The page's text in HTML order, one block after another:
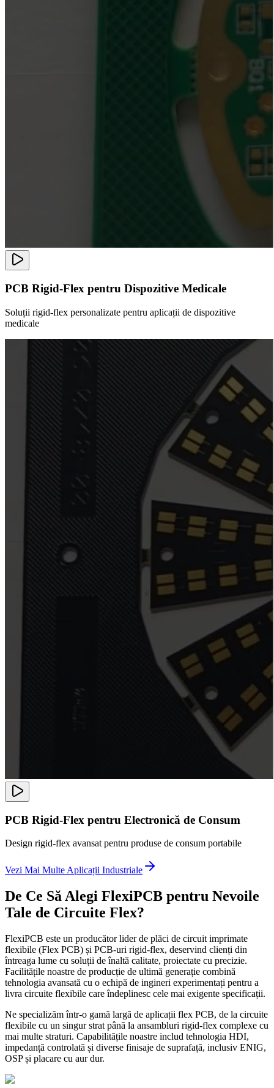
PCB Rigid-Flex pentru Dispozitive Medicale
Soluții rigid-flex personalizate pentru aplicații de dispozitive
medicale
PCB Rigid-Flex pentru Electronică de Consum
Design rigid-flex avansat pentru produse de consum portabile
Vezi Mai Multe Aplicații Industriale
De Ce Să Alegi FlexiPCB pentru Nevoile
Tale de Circuite Flex?
FlexiPCB este un producător lider de plăci de circuit imprimate
flexibile (Flex PCB) și PCB-uri rigid-flex, deservind clienți din
întreaga lume cu soluții de înaltă calitate, proiectate cu precizie.
Facilitățile noastre de producție de ultimă generație combină
tehnologia avansată cu o echipă de ingineri experimentați pentru a
livra circuite flexibile care îndeplinesc cele mai exigente specificații.
Ne specializăm într-o gamă largă de aplicații flex PCB, de la circuite
flexibile cu un singur strat până la ansambluri rigid-flex complexe cu
mai multe straturi. Capabilitățile noastre includ tehnologia HDI,
impedanță controlată și diverse finisaje de suprafață, inclusiv ENIG,
OSP și placare cu aur dur.